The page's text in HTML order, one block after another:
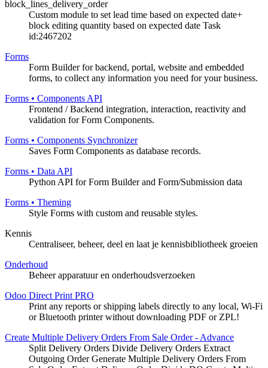
block_lines_delivery_order
Custom module to set lead time based on expected date+
block editing quantity based on expected date Task
id:2467202
Forms
Form Builder for backend, portal, website and embedded
forms, to collect any information you need for your business.
Forms • Components API
Frontend / Backend integration, interaction, reactivity and
validation for Form Components.
Forms • Components Synchronizer
Saves Form Components as database records.
Forms • Data API
Python API for Form Builder and Form/Submission data
Forms • Theming
Style Forms with custom and reusable styles.
Kennis
Centraliseer, beheer, deel en laat je kennisbibliotheek groeien
Onderhoud
Beheer apparatuur en onderhoudsverzoeken
Odoo Direct Print PRO
Print any reports or shipping labels directly to any local, Wi-Fi
or Bluetooth printer without downloading PDF or ZPL!
Create Multiple Delivery Orders From Sale Order - Advance
Split Delivery Orders Divide Delivery Orders Extract
Outgoing Order Generate Multiple Delivery Orders From